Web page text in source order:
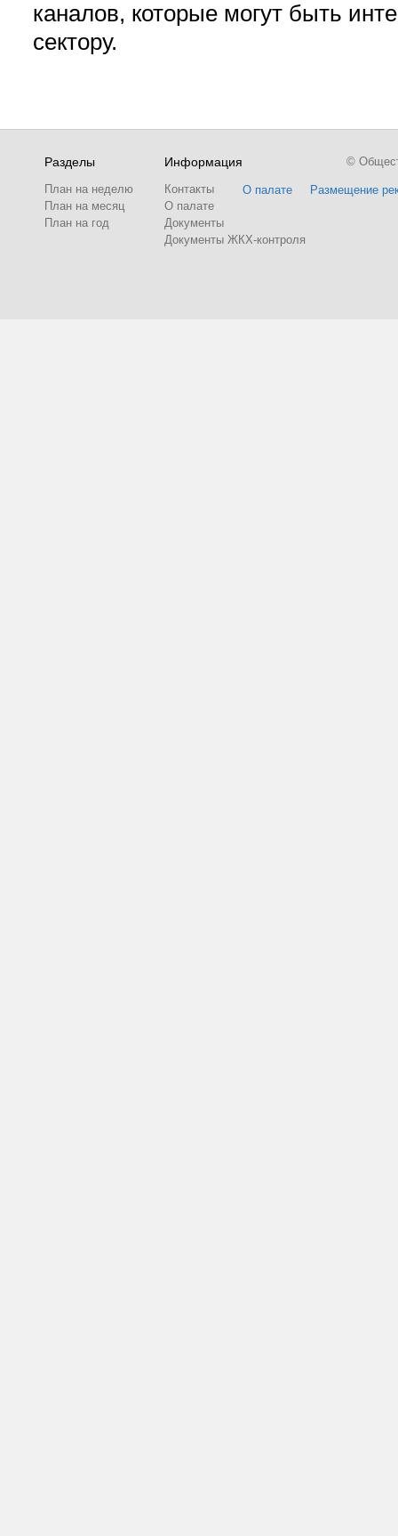
каналов, которые могут быть
сектору.
Разделы
План на неделю
План на месяц
План на год
Информация
Контакты
О палате
Документы
Документы ЖКХ-контроля
О палате Размещение
©